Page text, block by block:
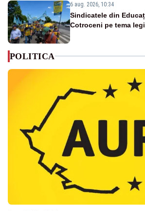
6 aug. 2026, 10:34
Sindicatele din
Cotroceni pe tema
POLITICA